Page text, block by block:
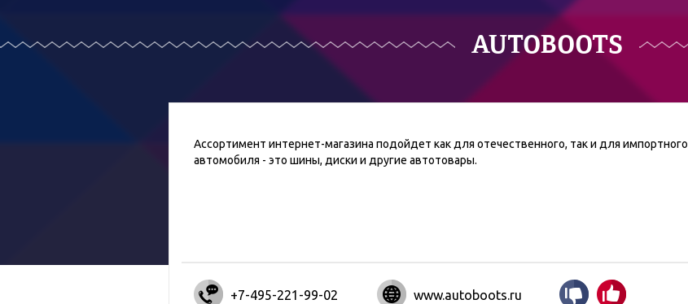
AUTOBOOTS
Ассортимент интернет-магазина подойдет как для отечественного, так и для импортного
автомобиля - это шины, диски и другие автотовары.
+7-495-221-99-02 www.autoboots.ru